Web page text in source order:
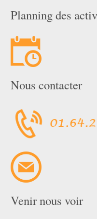
Planning des
Nous contacter
Venir nous voir